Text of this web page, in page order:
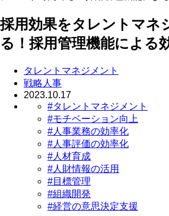
採用効果をタレントマネ
る！採用管理機能による
タレントマネジメント
戦略人事
2023.10.17
#タレントマネジメント
#モチベーション向上
#人事業務の効率化
#人事評価の効率化
#人材育成
#人財情報の活用
#目標管理
#組織開発
#経営の意思決定支援